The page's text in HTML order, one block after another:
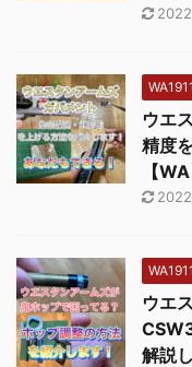
ウエ
精度
【WA
ウエ
解説